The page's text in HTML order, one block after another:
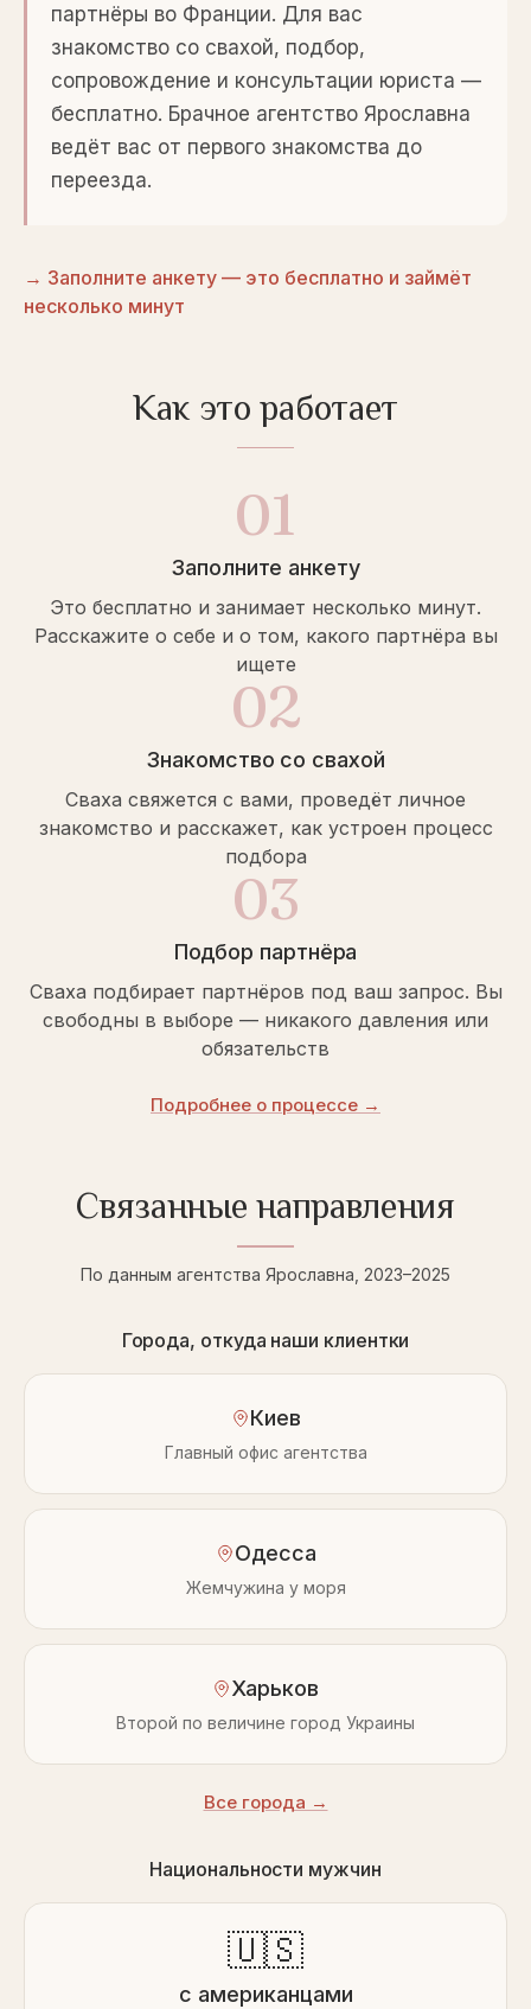
партнёры во Франции. Для вас
знакомство со свахой, подбор,
сопровождение и консультации юриста —
бесплатно. Брачное агентство Ярославна
ведёт вас от первого знакомства до
переезда.
→ Заполните анкету — это бесплатно и займёт
несколько минут
Как это работает
01
Заполните анкету
Это бесплатно и занимает несколько минут.
Расскажите о себе и о том, какого партнёра вы
ищете
02
Знакомство со свахой
Сваха свяжется с вами, проведёт личное
знакомство и расскажет, как устроен процесс
подбора
03
Подбор партнёра
Сваха подбирает партнёров под ваш запрос. Вы
свободны в выборе — никакого давления или
обязательств
Подробнее о процессе →
Связанные направления
По данным агентства Ярославна, 2023–2025
Города, откуда наши клиентки
Киев
Главный офис агентства
Одесса
Жемчужина у моря
Харьков
Второй по величине город Украины
Все города →
Национальности мужчин
🇺🇸
с американцами